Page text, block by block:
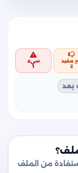
مفيد
2
سيء
1
بعد
من الملف